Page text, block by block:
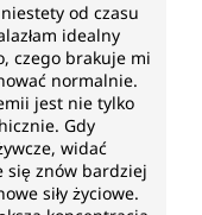
żelaza, do
wysiłku
kolagenu
kości,
od czasu
idealny
czego brakuje mi
normalnie.
jest nie tylko
Gdy
widać
się znów bardziej
siły życiowe.